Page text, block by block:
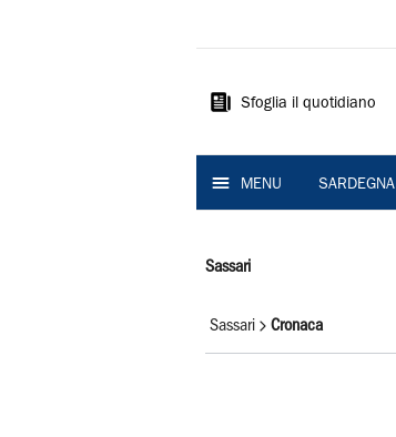
Sardegna
Sfoglia il quotidiano
MENU SARDEGNA
Sassari
Sassari Cronaca